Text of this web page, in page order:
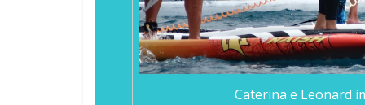
Caterina e Leonard